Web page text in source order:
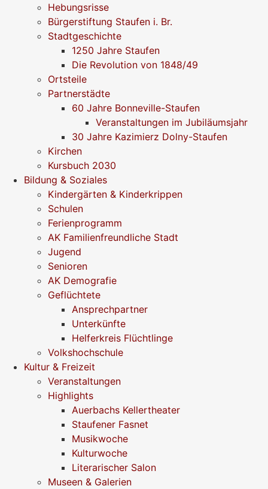
Hebungsrisse
Bürgerstiftung Staufen i. Br.
Stadtgeschichte
1250 Jahre Staufen
Die Revolution von 1848/49
Ortsteile
Partnerstädte
60 Jahre Bonneville-Staufen
Veranstaltungen im Jubiläumsjahr
30 Jahre Kazimierz Dolny-Staufen
Kirchen
Kursbuch 2030
Bildung & Soziales
Kindergärten & Kinderkrippen
Schulen
Ferienprogramm
AK Familienfreundliche Stadt
Jugend
Senioren
AK Demografie
Geflüchtete
Ansprechpartner
Unterkünfte
Helferkreis Flüchtlinge
Volkshochschule
Kultur & Freizeit
Veranstaltungen
Highlights
Auerbachs Kellertheater
Staufener Fasnet
Musikwoche
Kulturwoche
Literarischer Salon
Museen & Galerien